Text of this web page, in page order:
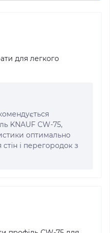
для легкого
KNAUF CW-75,
оптимально
і перегородок з